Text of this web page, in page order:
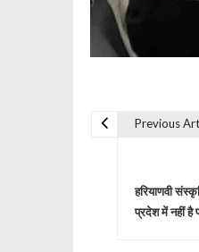
Previous
हरियाणवी
प्रदेश में नहीं